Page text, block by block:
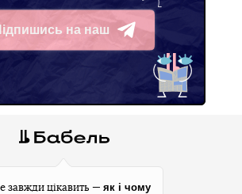
на наш
Telegram
завжди цікавить — як і чому